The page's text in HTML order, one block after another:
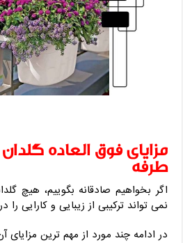
مزایای فوق ‌العاده
طرفه
اگر بخواهیم صادقانه بگوییم، هیچ
نمی ‌تواند ترکیبی از زیبایی و کارایی
در ادامه چند مورد از مهم ‌ترین مزایای آن